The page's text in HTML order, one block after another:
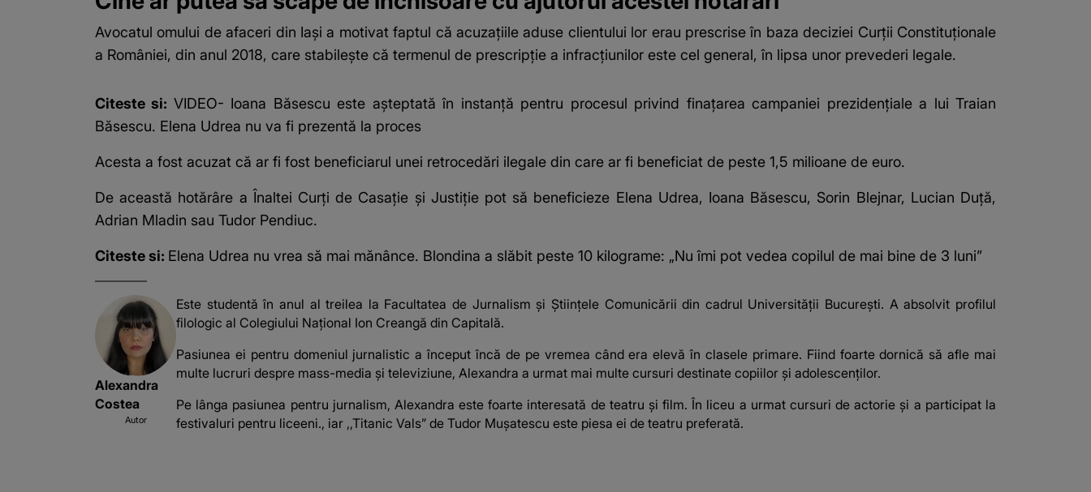
Avocatul omului de afaceri din Iași a motivat faptul că acuzațiile aduse clientului lor erau prescrise în baza deciziei Curții Constituționale
a României, din anul 2018, care stabilește că termenul de prescripție a infracțiunilor este cel general, în lipsa unor prevederi legale.
Citeste si: VIDEO- Ioana Băsescu este așteptată în instanță pentru procesul privind finațarea campaniei prezidențiale a lui Traian
Băsescu. Elena Udrea nu va fi prezentă la proces
Acesta a fost acuzat că ar fi fost beneficiarul unei retrocedări ilegale din care ar fi beneficiat de peste 1,5 milioane de euro.
De această hotărâre a Înaltei Curți de Casație și Justiție pot să beneficieze Elena Udrea, Ioana Băsescu, Sorin Blejnar, Lucian Duță,
Adrian Mladin sau Tudor Pendiuc.
Citeste si: Elena Udrea nu vrea să mai mănânce. Blondina a slăbit peste 10 kilograme: „Nu îmi pot vedea copilul de mai bine de 3 luni”
Alexandra
Costea
Autor
Este studentă în anul al treilea la Facultatea de Jurnalism și Științele Comunicării din cadrul Universității București. A absolvit profilul
filologic al Colegiului Național Ion Creangă din Capitală.
Pasiunea ei pentru domeniul jurnalistic a început încă de pe vremea când era elevă în clasele primare. Fiind foarte dornică să afle mai
multe lucruri despre mass-media și televiziune, Alexandra a urmat mai multe cursuri destinate copiilor și adolescenților.
Pe lânga pasiunea pentru jurnalism, Alexandra este foarte interesată de teatru și film. În liceu a urmat cursuri de actorie și a participat la
festivaluri pentru liceeni., iar ,,Titanic Vals” de Tudor Mușatescu este piesa ei de teatru preferată.